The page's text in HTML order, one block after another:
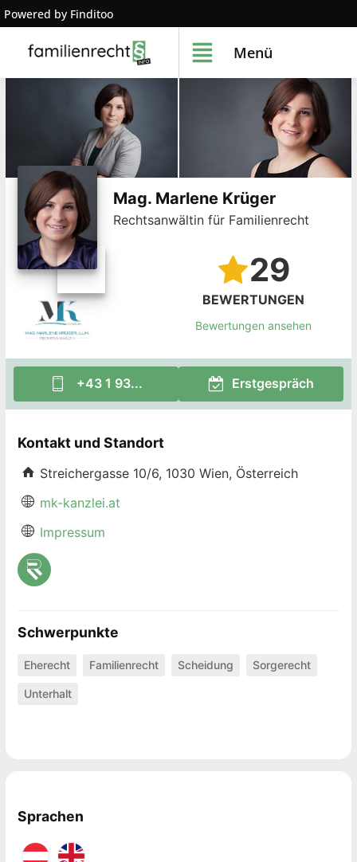
Powered by Finditoo
Menü
Mag. Marlene Krüger
Rechtsanwältin für Familienrecht
29
BEWERTUNGEN
Bewertungen ansehen
+43 1 93... Erstgespräch
Kontakt und Standort
Streichergasse 10/6, 1030 Wien, Österreich
mk-kanzlei.at
Impressum
Schwerpunkte
Eherecht Familienrecht Scheidung Sorgerecht
Unterhalt
Sprachen